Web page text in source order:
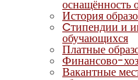
оснащённость
История
Cтипендии и
обучающихся
Платные
Финансово-
Вакантные